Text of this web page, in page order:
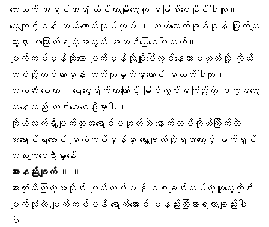
ဘေးဘက် အမြင်အာရုံ ယိုင်တာမျိုးတွေကို မဖြစ်စေနိုင်ပါဘူး။
လေ့ကျင့်ခန်း ဘယ်လောက်လုပ်လုပ် ၊ ဘယ်လောက်ခုန်ခုန် ပြုတ်ကျ
သွားမှာ မကြောက်ရတဲ့အတွက် အဆင်ပြေစေပါတယ်။
မျက်ကပ်မှန်ဆိုတော့ မျက်မှန်လိုမျိုးပေါ်လွင်နေတာမဟုတ်လို့ ကိုယ်
တပ်လို့တပ်ထားမှန်း ဘယ်သူမှသိမှာတောင် မဟုတ်ပါဘူး။
လက်ဆီပေတာ၊ ရေငွေ့ရိုက်တာကြောင့် မြင်ကွင်းမကြည့်တဲ့ ဒုက္ခတွေ
ကနေလည်း ကင်းဝေးစေဦးမှာပါ။
ကိုယ့်လက်ရှိမျက်လုံးအရောင် မဟုတ်ဘဲ နောက်ထပ်ကိုယ်ကြိုက်တဲ့
အရောင်ရအောင် မျက်ကပ်မှန်မှာ ရွေးချယ်လို့ရတာကြောင့် ဖက်ရှင်
လည်းကျစေဦးမှာနော်။
အားနည်းချက် ။ ။
အားလုံးသိကြတဲ့အတိုင်း မျက်ကပ်မှန် စစချင်းတပ်တဲ့သူတွေတိုင်း
မျက်လုံးထဲ မျက်ကပ်မှန် ရောက်အောင် မနည်းကြိုးစားရတာချည်းပါ
ပဲ။